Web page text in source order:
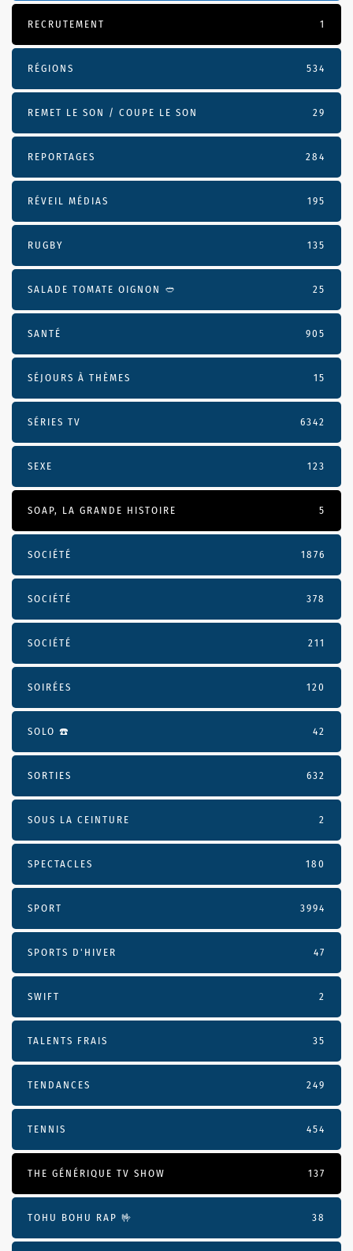
RECRUTEMENT 1
RÉGIONS 534
REMET LE SON / COUPE LE SON 29
REPORTAGES 284
RÉVEIL MÉDIAS 195
RUGBY 135
SALADE TOMATE OIGNON 🥙 25
SANTÉ 905
SÉJOURS À THÈMES 15
SÉRIES TV 6342
SEXE 123
SOAP, LA GRANDE HISTOIRE 5
SOCIÉTÉ 1876
SOCIÉTÉ 378
SOCIÉTÉ 211
SOIRÉES 120
SOLO ☎️ 42
SORTIES 632
SOUS LA CEINTURE 2
SPECTACLES 180
SPORT 3994
SPORTS D'HIVER 47
SWIFT 2
TALENTS FRAIS 35
TENDANCES 249
TENNIS 454
THE GÉNÉRIQUE TV SHOW 137
TOHU BOHU RAP 🤟 38